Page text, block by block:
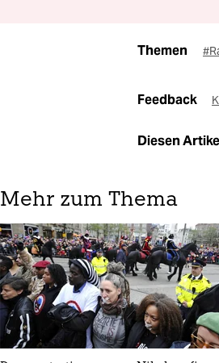
Themen
Feedback
Diesen
Mehr zum Thema